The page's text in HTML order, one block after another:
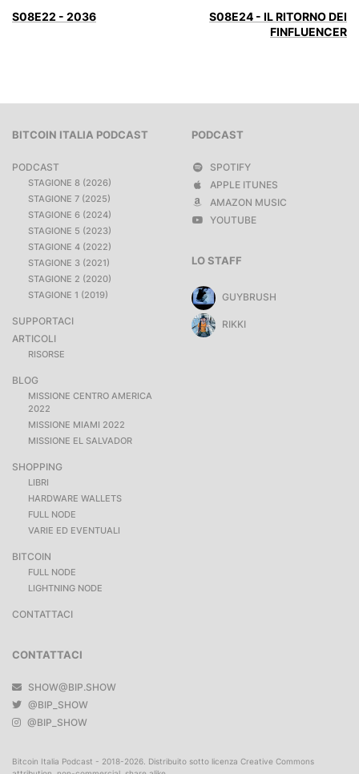
S08E22 - 2036
S08E24 - IL RITORNO DEI
FINFLUENCER
BITCOIN ITALIA PODCAST
PODCAST
STAGIONE 8 (2026)
STAGIONE 7 (2025)
STAGIONE 6 (2024)
STAGIONE 5 (2023)
STAGIONE 4 (2022)
STAGIONE 3 (2021)
STAGIONE 2 (2020)
STAGIONE 1 (2019)
SUPPORTACI
ARTICOLI
RISORSE
BLOG
MISSIONE CENTRO AMERICA
2022
MISSIONE MIAMI 2022
MISSIONE EL SALVADOR
SHOPPING
LIBRI
HARDWARE WALLETS
FULL NODE
VARIE ED EVENTUALI
BITCOIN
FULL NODE
LIGHTNING NODE
CONTATTACI
PODCAST
SPOTIFY
APPLE ITUNES
AMAZON MUSIC
YOUTUBE
CONTATTACI
SHOW@BIP.SHOW
@BIP_SHOW
@BIP_SHOW
LO STAFF
GUYBRUSH
RIKKI
Bitcoin Italia Podcast - 2018-2026. Distribuito sotto licenza Creative Commons